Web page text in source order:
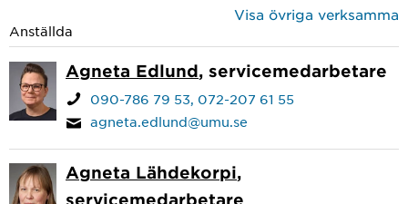
Visa övriga verksamma
Anställda
Agneta Edlund, servicemedarbetare
090-786 79 53 072-207 61 55
agneta.edlund@umu.se
Agneta Lähdekorpi,
servicemedarbetare